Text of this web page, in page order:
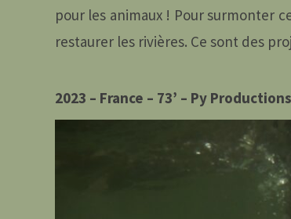
pour les animaux ! Pour surmonter
restaurer les rivières. Ce sont des
2023 – France – 73’ – Py Productions